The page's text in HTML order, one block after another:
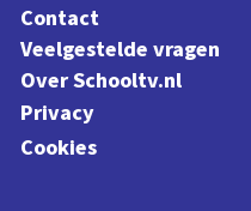
Contact
Veelgestelde vragen
Over Schooltv.nl
Privacy
Cookies